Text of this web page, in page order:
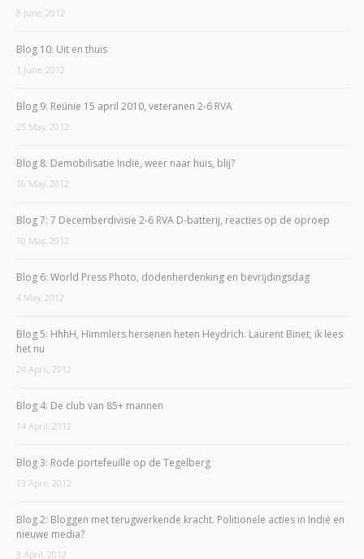
8 June, 2012
Blog 10: Uit en thuis
1 June, 2012
Blog 9: Reünie 15 april 2010, veteranen 2-6 RVA
25 May, 2012
Blog 8: Demobilisatie Indië, weer naar huis, blij?
16 May, 2012
Blog 7: 7 Decemberdivisie 2-6 RVA D-batterij, reacties op de oproep
10 May, 2012
Blog 6: World Press Photo, dodenherdenking en bevrijdingsdag
4 May, 2012
Blog 5: HhhH, Himmlers hersenen heten Heydrich. Laurent Binet, ik lees
het nu
24 April, 2012
Blog 4: De club van 85+ mannen
14 April, 2012
Blog 3: Rode portefeuille op de Tegelberg
13 April, 2012
Blog 2: Bloggen met terugwerkende kracht. Politionele acties in Indië en
nieuwe media?
3 April, 2012